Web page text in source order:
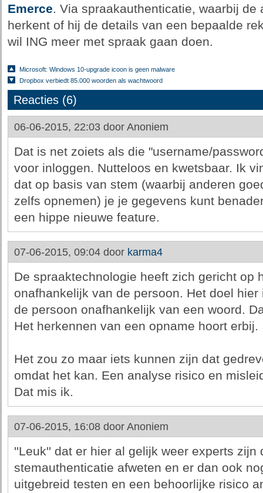
Emerce. Via spraakauthenticatie, waarbij
herkent of hij de details van een bepaalde
wil ING meer met spraak gaan doen.
Microsoft: Windows 10-upgrade icoon is geen malware
Dropbox verbiedt 85.000 woorden als wachtwoord
Reacties (6)
06-06-2015, 22:03 door Anoniem
Dat is net zoiets als die "username/
voor inloggen. Nutteloos en kwetsbaar. Ik
dat op basis van stem (waarbij anderen
zelfs opnemen) je je gegevens kunt
een hippe nieuwe feature.
07-06-2015, 09:04 door karma4
De spraaktechnologie heeft zich gericht op
onafhankelijk van de persoon. Het doel
de persoon onafhankelijk van een woord.
Het herkennen van een opname hoort erbij.
Het zou zo maar iets kunnen zijn dat
omdat het kan. Een analyse risico en
Dat mis ik.
07-06-2015, 16:08 door Anoniem
''Leuk'' dat er hier al gelijk weer experts zijn
stemauthenticatie afweten en er dan ook
uitgebreid testen en een behoorlijke risico